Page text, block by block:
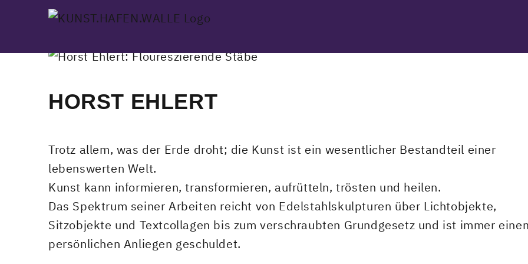
HORST EHLERT
Trotz allem, was der Erde droht; die Kunst ist ein wesentlicher Bestandteil einer
lebenswerten Welt.
Kunst kann informieren, transformieren, aufrütteln, trösten und heilen.
Das Spektrum seiner Arbeiten reicht von Edelstahlskulpturen über Lichtobjekte,
Sitzobjekte und Textcollagen bis zum verschraubten Grundgesetz und ist immer
persönlichen Anliegen geschuldet.